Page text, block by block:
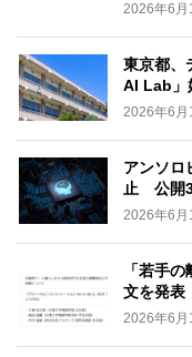
2026年6月
東京都、
AI Lab」
2026年6月
アンソロ
止 公開
2026年6月
「若手
文を発
2026年6月